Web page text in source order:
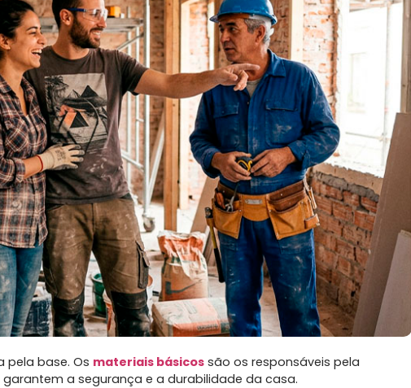
base. Os materiais básicos são os responsáveis pela
a segurança e a durabilidade da casa.